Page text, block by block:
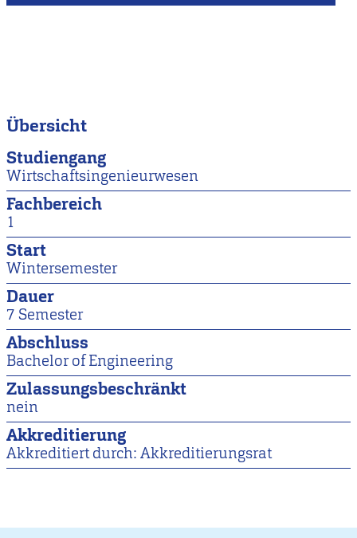
Übersicht
Studiengang
Wirtschaftsingenieurwesen
Fachbereich
1
Start
Wintersemester
Dauer
7 Semester
Abschluss
Bachelor of Engineering
Zulassungsbeschränkt
nein
Akkreditierung
Akkreditiert durch: Akkreditierungsrat